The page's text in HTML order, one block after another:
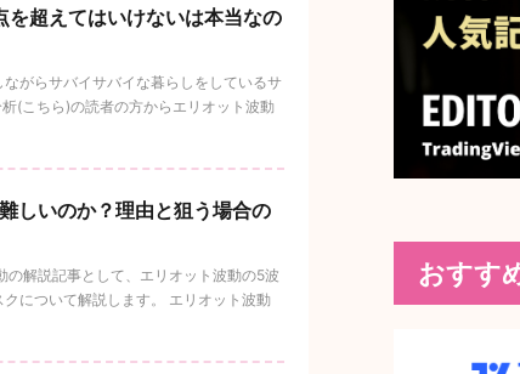
を超えてはいけないは本当なの
がらサバイサバイな暮らしをしているサ
(こちら)の読者の方からエリオット波動
しいのか？理由と狙う場合の
解説記事として、エリオット波動の5波
について解説します。 エリオット波動
おすす